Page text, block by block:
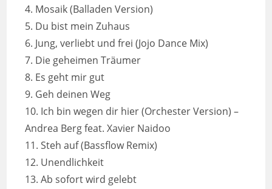
4. Mosaik (Balladen Version)
5. Du bist mein Zuhaus
6. Jung, verliebt und frei (Jojo Dance Mix)
7. Die geheimen Träumer
8. Es geht mir gut
9. Geh deinen Weg
10. Ich bin wegen dir hier (Orchester Version) –
Andrea Berg feat. Xavier Naidoo
11. Steh auf (Bassflow Remix)
12. Unendlichkeit
13. Ab sofort wird gelebt